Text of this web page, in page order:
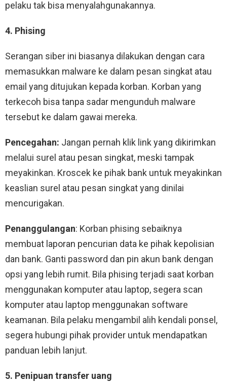
pelaku tak bisa menyalahgunakannya.
4. Phising
Serangan siber ini biasanya dilakukan dengan cara
memasukkan malware ke dalam pesan singkat atau
email yang ditujukan kepada korban. Korban yang
terkecoh bisa tanpa sadar mengunduh malware
tersebut ke dalam gawai mereka.
Pencegahan: Jangan pernah klik link yang dikirimkan
melalui surel atau pesan singkat, meski tampak
meyakinkan. Kroscek ke pihak bank untuk meyakinkan
keaslian surel atau pesan singkat yang dinilai
mencurigakan.
Penanggulangan: Korban phising sebaiknya
membuat laporan pencurian data ke pihak kepolisian
dan bank. Ganti password dan pin akun bank dengan
opsi yang lebih rumit. Bila phising terjadi saat korban
menggunakan komputer atau laptop, segera scan
komputer atau laptop menggunakan software
keamanan. Bila pelaku mengambil alih kendali ponsel,
segera hubungi pihak provider untuk mendapatkan
panduan lebih lanjut.
5. Penipuan transfer uang